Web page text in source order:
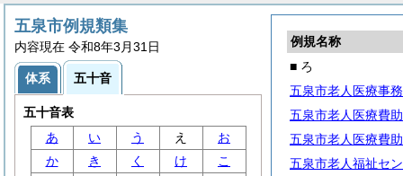
例規名称
■ ろ
五泉市老人医療事
五泉市老人医療費
五泉市老人医療費
五泉市老人福祉セ
五泉市例規類集
内容現在 令和8年3月31日
体系 五十音
五十音表
あ
い う え
お
か
き く け
こ